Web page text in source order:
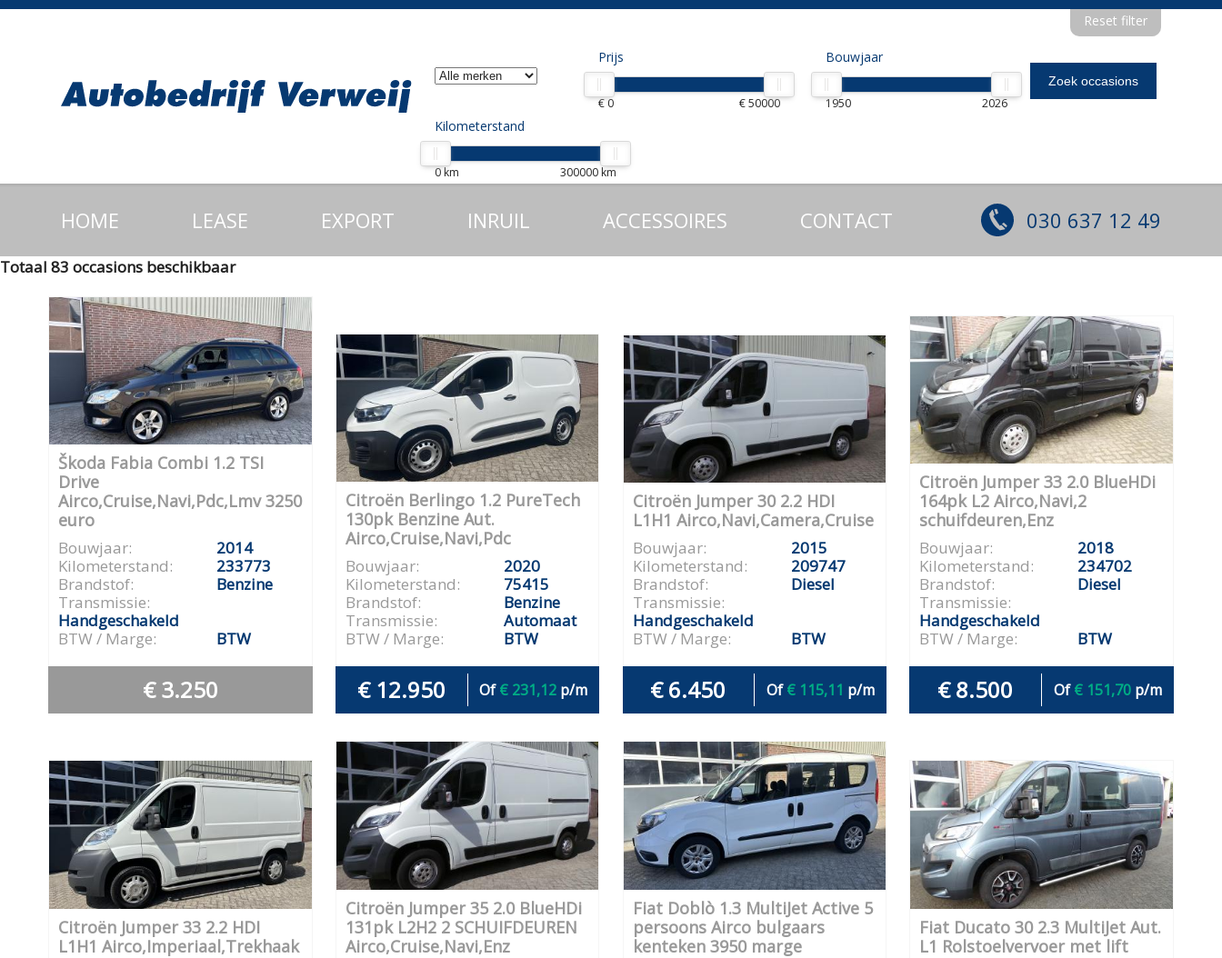
Prijs
€ 0 € 50000
Bouwjaar
1950 2026
Kilometerstand
0 km 300000 km
Reset filter
HOME LEASE EXPORT INRUIL ACCESSOIRES CONTACT 030 637 12 49
Totaal 83 occasions beschikbaar
Škoda Fabia Combi 1.2 TSI
Drive
Airco,Cruise,Navi,Pdc,Lmv 3250
euro
Bouwjaar:
2014
Kilometerstand:
233773
Brandstof:
Benzine
Transmissie:
Handgeschakeld
BTW / Marge:
BTW
€ 3.250
Citroën Berlingo 1.2 PureTech
130pk Benzine Aut.
Airco,Cruise,Navi,Pdc
Bouwjaar:
2020
Kilometerstand:
75415
Brandstof:
Benzine
Transmissie:
Automaat
BTW / Marge:
BTW
€ 12.950 Of€ 231,12 p/m
Citroën Jumper 30 2.2 HDI
L1H1 Airco,Navi,Camera,Cruise
Bouwjaar:
2015
Kilometerstand:
209747
Brandstof:
Diesel
Transmissie:
Handgeschakeld
BTW / Marge:
BTW
€ 6.450 Of€ 115,11 p/m
Citroën Jumper 33 2.0 BlueHDi
164pk L2 Airco,Navi,2
schuifdeuren,Enz
Bouwjaar:
2018
Kilometerstand:
234702
Brandstof:
Diesel
Transmissie:
Handgeschakeld
BTW / Marge:
BTW
€ 8.500 Of€ 151,70 p/m
Citroën Jumper 33 2.2 HDI
L1H1 Airco,Imperiaal,Trekhaak
Citroën Jumper 35 2.0 BlueHDi
131pk L2H2 2 SCHUIFDEUREN
Airco,Cruise,Navi,Enz
Fiat Doblò 1.3 MultiJet Active 5
persoons Airco bulgaars
kenteken 3950 marge
Fiat Ducato 30 2.3 MultiJet Aut.
L1 Rolstoelvervoer met lift